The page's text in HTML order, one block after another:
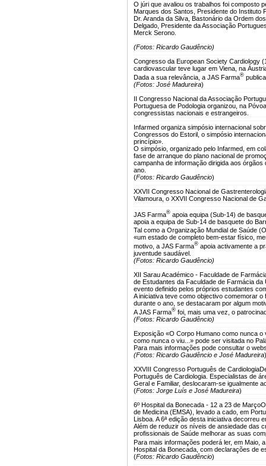
O júri que avaliou os trabalhos foi composto
Marques dos Santos, Presidente do Instituto
Dr. Aranda da Silva, Bastonário da Ordem
Delgado, Presidente da Associação
Merck Serono.
(Fotos: Ricardo Gaudêncio)
Congresso da European Society Cardiology
cardiovascular teve lugar em Viena, na
Dada a sua relevância, a JAS Farma®
(Fotos: José Madureira)
II Congresso Nacional da Associação
Portuguesa de Podologia organizou, na
congressistas nacionais e estrangeiros.
Infarmed organiza simpósio internacional
Congressos do Estoril, o simpósio
princípio».
O simpósio, organizado pelo Infarmed, em
fase de arranque do plano nacional de
campanha de informação dirigida aos
ano.
(Fotos: Ricardo Gaudêncio)
XXVII Congresso Nacional de
Vilamoura, o XXVII Congresso Nacional de
JAS Farma® apoia equipa (Sub-14) de
apoia a equipa de Sub-14 de basquete do
Tal como a Organização Mundial de Saúde
«um estado de completo bem-estar físico,
motivo, a JAS Farma® apoia activamente a
juventude saudável.
(Fotos: Ricardo Gaudêncio)
XII Sarau Académico - Faculdade de
de Estudantes da Faculdade de Farmácia
evento definido pelos próprios estudantes
A iniciativa teve como objectivo comemorar
durante o ano, se destacaram por algum
A JAS Farma® foi, mais uma vez, o
(Fotos: Ricardo Gaudêncio)
Exposição «O Corpo Humano como nunca o
como nunca o viu...» pode ser visitada no
Para mais informações pode consultar o
(Fotos: Ricardo Gaudêncio e José Madureira)
XXVIII Congresso Português de Cardiologia
Português de Cardiologia. Especialistas de
Geral e Familiar, deslocaram-se igualmente
(Fotos: Jorge Luís e José Madureira)
6º Hospital da Bonecada - 12 a 23 de Março
de Medicina (EMSA), levado a cado, em
Lisboa. A 6ª edição desta iniciativa decorreu
Além de reduzir os níveis de ansiedade das
profissionais de Saúde melhorar as suas
Para mais informações poderá ler, em Maio,
Hospital da Bonecada, com declarações de
(Fotos: Ricardo Gaudêncio)